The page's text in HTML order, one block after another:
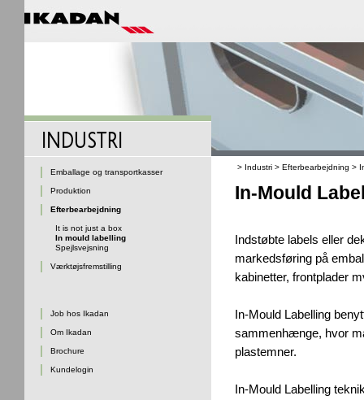
Emballage og transportkasser
Produktion
Efterbearbejdning
It is not just a box
In mould labelling
Spejlsvejsning
Værktøjsfremstilling
Job hos Ikadan
Om Ikadan
Brochure
Kundelogin
> Industri > Efterbearbejdning >
In-Mould
Indstøbte labels eller
markedsføring på
kabinetter, frontplader
In-Mould Labelling
sammenhænge, hvor
plastemner.
In-Mould Labelling